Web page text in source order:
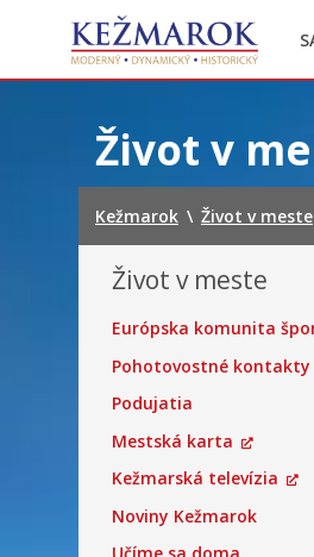
Život v
Kežmarok \ Život v meste
Život v meste
Európska komunita
Pohotovostné kontakty
Podujatia
Mestská karta
Kežmarská televízia
Noviny Kežmarok